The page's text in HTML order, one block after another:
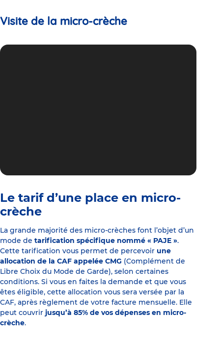
Visite de la micro-crèche
Le tarif d’une place en micro-
crèche
La grande majorité des micro-crèches font l’objet d’un
mode de tarification spécifique nommé « PAJE ».
Cette tarification vous permet de percevoir une
allocation de la CAF appelée CMG (Complément de
Libre Choix du Mode de Garde), selon certaines
conditions. Si vous en faites la demande et que vous
êtes éligible, cette allocation vous sera versée par la
CAF, après règlement de votre facture mensuelle. Elle
peut couvrir jusqu’à 85% de vos dépenses en micro-
crèche.